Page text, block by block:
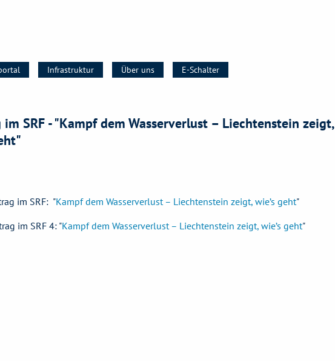
Infrastruktur Über uns E-Schalter
SRF - "Kampf dem Wasserverlust – Liechtenstein zeigt,
im SRF: "Kampf dem Wasserverlust – Liechtenstein zeigt, wie’s geht"
im SRF 4: "Kampf dem Wasserverlust – Liechtenstein zeigt, wie’s geht"